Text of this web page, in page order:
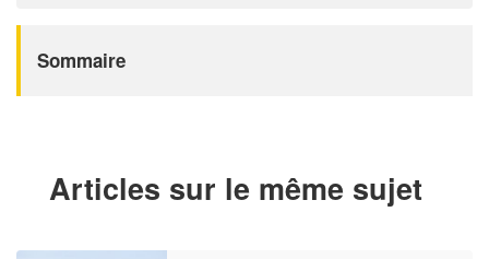
Sommaire
Articles sur le même sujet